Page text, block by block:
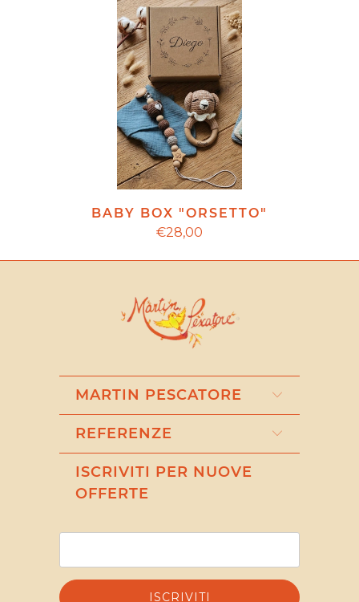
BABY BOX "ORSETTO"
€28,00
MARTIN PESCATORE
REFERENZE
ISCRIVITI PER NUOVE
OFFERTE